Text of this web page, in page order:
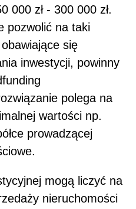
000 zł - 300 000 zł.
pozwolić na taki
się
inwestycji, powinny
polega na
wartości np.
prowadzącej
mogą liczyć na
nieruchomości